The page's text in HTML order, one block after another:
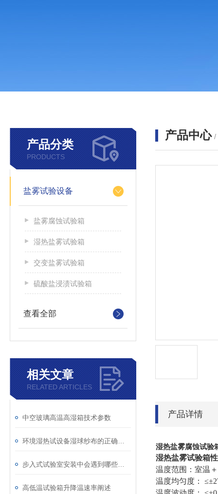
产品分类
PRODUCTS
盐雾试验设备
盐雾腐蚀试验箱
湿热盐雾试验箱
交变盐雾试验箱
硫酸盐浸渍试验箱
查看全部
相关文章
RELATED ARTICLES
中空玻璃高温高湿箱技术参数
高低温试验箱升降温速率阐述
产品中心 /
产品详情
湿热盐雾腐蚀试验
湿热盐雾试验箱
温度范围：室温
温度均匀度：